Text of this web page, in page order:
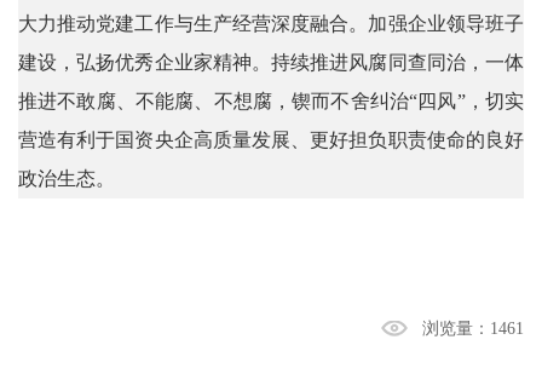
大力推动党建工作与生产经营深度融合。加强企业领导班子
建设，弘扬优秀企业家精神。持续推进风腐同查同治，一体
推进不敢腐、不能腐、不想腐，锲而不舍纠治“四风”，切实
营造有利于国资央企高质量发展、更好担负职责使命的良好
政治生态。
浏览量： 1461